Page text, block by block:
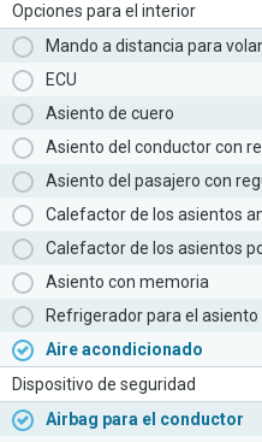
Opciones para el interior
Mando a distancia para
ECU
Asiento de cuero
Asiento del conductor con
Asiento del pasajero con
Calefactor de los asientos
Calefactor de los asientos
Asiento con memoria
Refrigerador para el asiento
Aire acondicionado
Dispositivo de seguridad
Airbag para el conductor